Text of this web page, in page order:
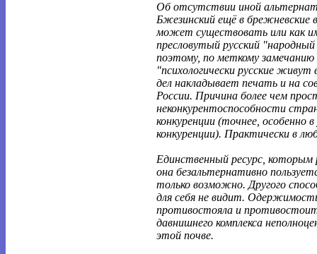
Об отсутствии иной
Бжезинский ещё в брежневские
может существовать или как
пресловутый русский
поэтому, по меткому
"психологически русские
дел накладывает печать и на
России. Причина более чем
неконкурентоспособности
конкуренции (точнее, особенно
конкуренции). Практически в
Единственный ресурс, которым
она безальтернативно
только возможно. Другого
для себя не видит.
противостояла и
давнишнего комплекса
этой почве.